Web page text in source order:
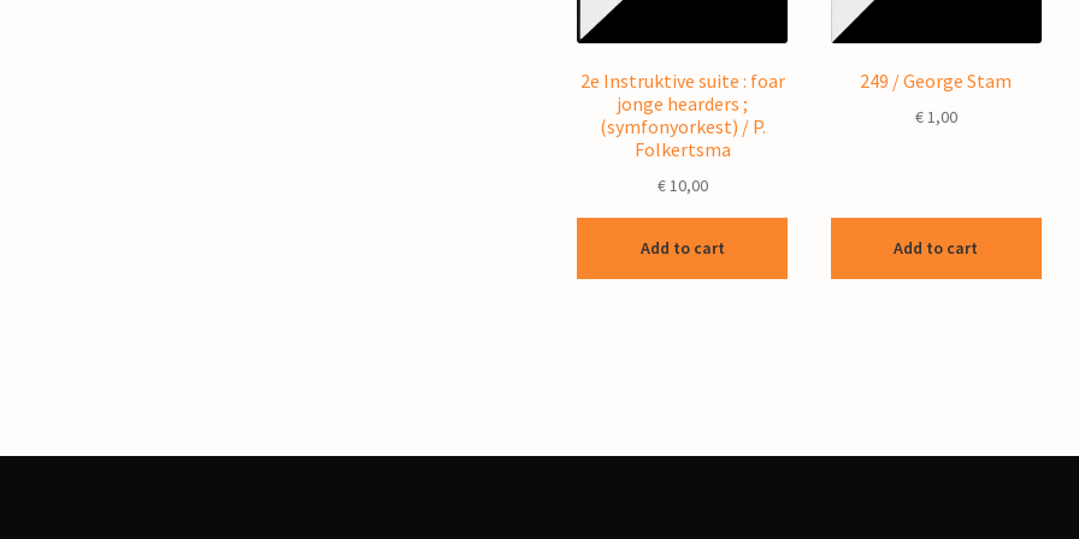
2e Instruktive suite : foar
jonge hearders ;
(symfonyorkest) / P.
Folkertsma
€10,00
Add to cart
249 / George Stam
€1,00
Add to cart